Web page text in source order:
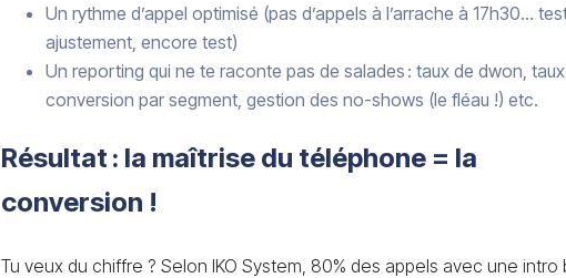
Un rythme d’appel optimisé (pas d’appels à l’arrache à 17h30…
ajustement, encore test)
Un reporting qui ne te raconte pas de salades : taux de dwon,
conversion par segment, gestion des no-shows (le fléau !) etc.
Résultat : la maîtrise du téléphone = la
conversion !
Tu veux du chiffre ? Selon IKO System, 80% des appels avec une intro